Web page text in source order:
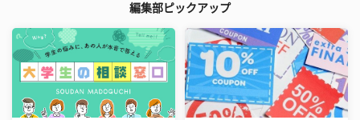
編集部ピックアップ